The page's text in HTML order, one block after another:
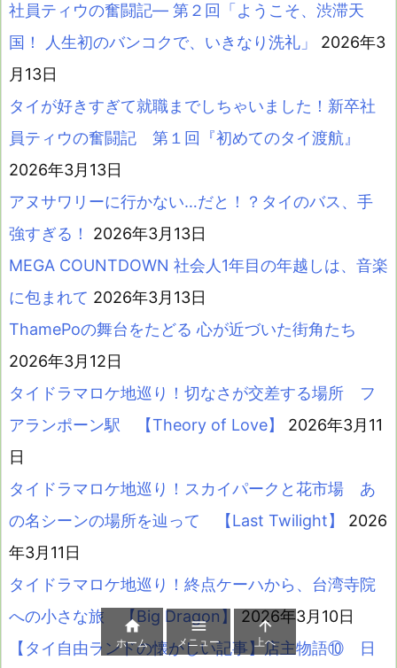
社員ティウの奮闘記― 第２回「ようこそ、渋滞天
国！ 人生初のバンコクで、いきなり洗礼」
2026年3
月13日
タイが好きすぎて就職までしちゃいました！新卒社
員ティウの奮闘記 第１回『初めてのタイ渡航』
2026年3月13日
アヌサワリーに行かない…だと！？タイのバス、手
強すぎる！
2026年3月13日
MEGA COUNTDOWN 社会人1年目の年越しは、音楽
に包まれて 2026年3月13日
ThamePoの舞台をたどる 心が近づいた街角たち
2026年3月12日
タイドラマロケ地巡り！切なさが交差する場所 フ
アランポーン駅 【Theory of Love】
2026年3月11
日
タイドラマロケ地巡り！スカイパークと花市場 あ
の名シーンの場所を辿って 【Last Twilight】
2026
年3月11日
タイドラマロケ地巡り！終点ケーハから、台湾寺院
への小さな旅 【Big Dragon】
2026年3月10日
【タイ自由ランドの懐かしい記事】店主物語⑩ 日

ホーム

メニュー

上へ